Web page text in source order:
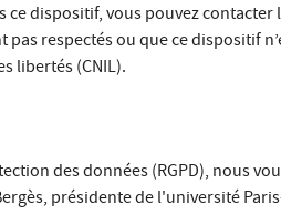
dispositif, vous pouvez
respectés ou que ce dispositif
libertés (CNIL).
des données (RGPD), nous
présidente de l'université